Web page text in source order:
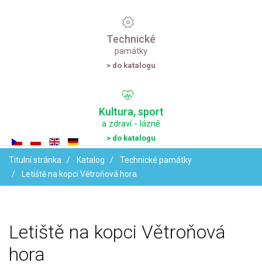
Technické
památky
> do katalogu
Kultura, sport
a zdraví - lázně
> do katalogu
Titulní stránka Katalog
Technické památky
Letiště na kopci Větroňová hora
Letiště na kopci Větroňová
hora